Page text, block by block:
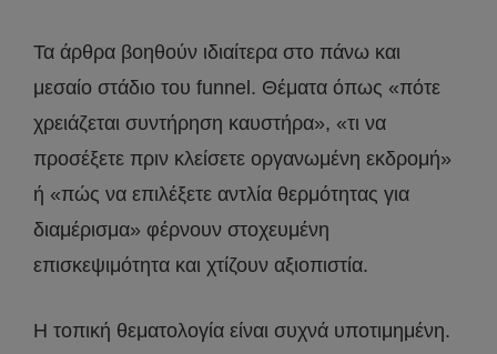
Τα άρθρα βοηθούν ιδιαίτερα στο πάνω και
μεσαίο στάδιο του funnel. Θέματα όπως «πότε
χρειάζεται συντήρηση καυστήρα», «τι να
προσέξετε πριν κλείσετε οργανωμένη εκδρομή»
ή «πώς να επιλέξετε αντλία θερμότητας για
διαμέρισμα» φέρνουν στοχευμένη
επισκεψιμότητα και χτίζουν αξιοπιστία.
Η τοπική θεματολογία είναι συχνά υποτιμημένη.